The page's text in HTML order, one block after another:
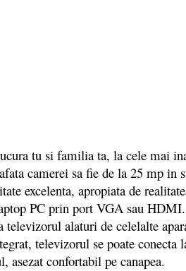
tu si familia ta, la cele mai
camerei sa fie de la 25 mp
excelenta, apropiata de
PC prin port VGA sau
alaturi de celelalte
televizorul se poate conecta
confortabil pe canapea.